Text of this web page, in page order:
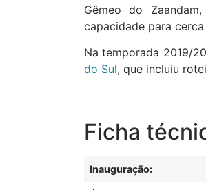
Gêmeo do
capacidade para
Na temporada 2019/
do Sul, que incluiu
Ficha
Inauguração: